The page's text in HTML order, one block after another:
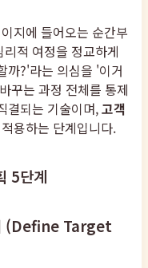
지에 들어오는 순간부
적 여정을 정교하게
까?'라는 의심을 '이거
꾸는 과정 전체를 통제
결되는 기술이며,고객
용하는 단계입니다.
5단계
(Define Target